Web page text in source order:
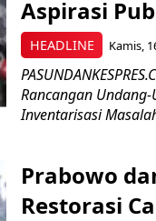
HEADLINE
Aspirasi
Kamis,
Rancangan
Inventarisasi
Prabowo
Restorasi